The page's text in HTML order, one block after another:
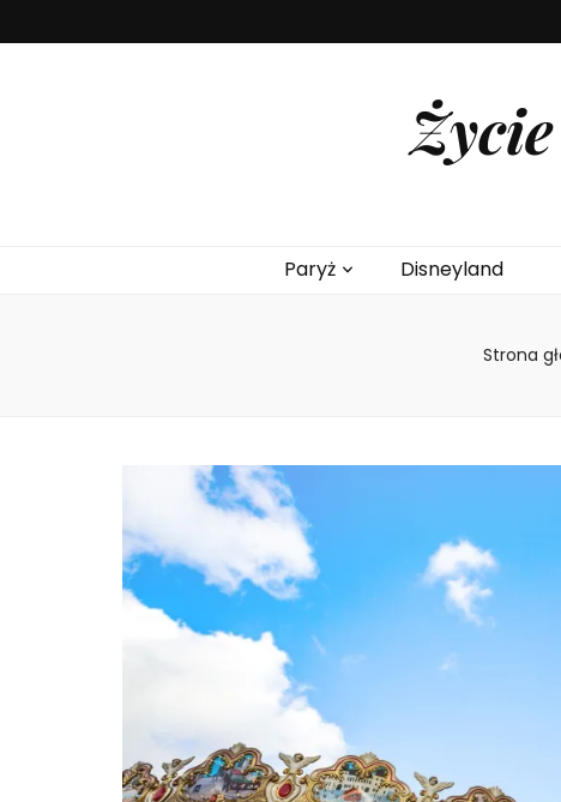
Paryż Disneyland
Strona